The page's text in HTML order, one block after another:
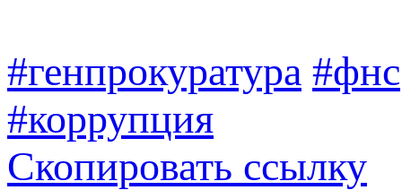
#генпрокуратура #фнс
#коррупция
Скопировать ссылку